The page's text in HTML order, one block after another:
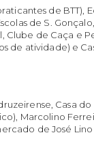
de BTT),
de S.
de Caça e
de atividade) e
Casa do
Marcolino
de José